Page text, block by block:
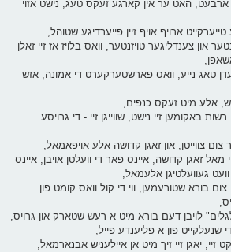
ארבעט, האט ער אין קארגע זעקס טעג, נישט אזוי
ארויף אויף זיין פייערדיגע שטוהל,
און צענדליגער טויזנטער, וואס בלויז אז זיי זאלן
טאג נייע, וואס פארשטערקערט די אמונה, אזש
אש, אלע מיט זעקס כנפים,
באקומען זיי נישט, שווייגן זיי - די גרויסע
צום צווייטן, און זאגן קדושה אלע אויפאמאל,
זאגן קדושה, איינס פאר די וועלטן אויבן, איינס
געוועלטיגן אלעמאל,
בורא שטורעמען, ווי די קול וואס קומט פון
לויבן דעם בורא מיט א רעש שטארק און גרויס,
די שנעלקייט פון א פליענדע פייל,
זיי, יאגן זיי זיך מיט אן איילעניש אבנארמאל,